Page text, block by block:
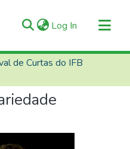
Log In (current)
de Curtas do IFB